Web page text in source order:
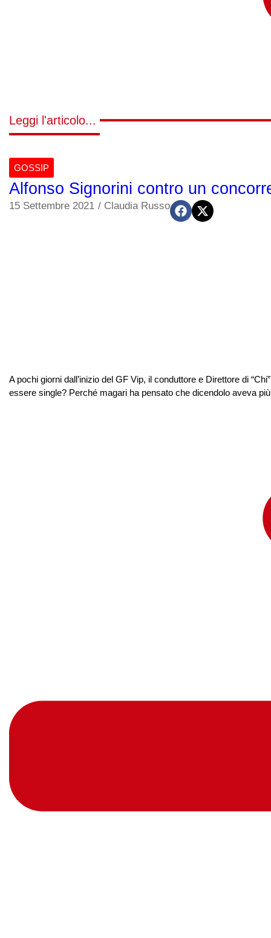
Leggi l'articolo...
GOSSIP
Alfonso Signorini contro un
15 Settembre 2021 / Claudia Russo
A pochi giorni dall’inizio del GF Vip, il conduttore e Direttore di
essere single? Perché magari ha pensato che dicendolo aveva